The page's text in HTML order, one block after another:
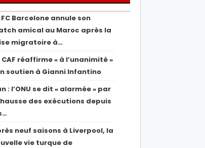
FC Barcelone annule son
amical au Maroc après la
migratoire à…
CAF réaffirme « à l’unanimité »
soutien à Gianni Infantino
: l’ONU se dit « alarmée » par
des exécutions depuis
neuf saisons à Liverpool, la
vie turque de